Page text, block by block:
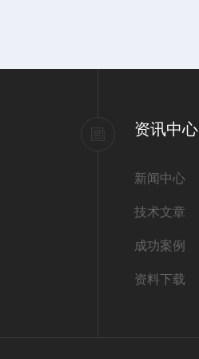
资讯中心
新闻中心
技术文章
成功案例
资料下载